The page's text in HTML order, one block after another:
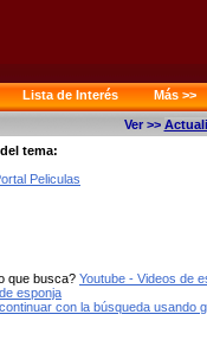
Lista de Interés
Más >>
Ver >>
tema:
Peliculas
que busca? Youtube - Videos de
esponja
con la búsqueda usando